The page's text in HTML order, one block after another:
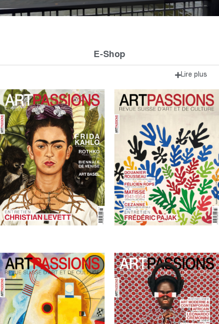
E-Shop
Lire plus